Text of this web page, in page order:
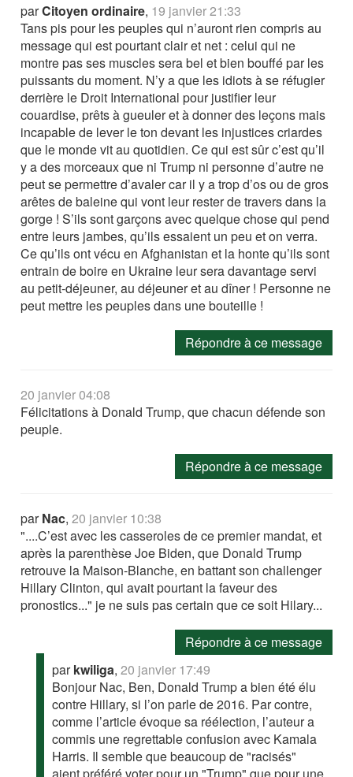
parCitoyen ordinaire, 19 janvier 21:33
Tans pis pour les peuples qui n’auront rien compris au
message qui est pourtant clair et net : celui qui ne
montre pas ses muscles sera bel et bien bouffé par les
puissants du moment. N’y a que les idiots à se réfugier
derrière le Droit International pour justifier leur
couardise, prêts à gueuler et à donner des leçons mais
incapable de lever le ton devant les injustices criardes
que le monde vit au quotidien. Ce qui est sûr c’est qu’il
y a des morceaux que ni Trump ni personne d’autre ne
peut se permettre d’avaler car il y a trop d’os ou de gros
arêtes de baleine qui vont leur rester de travers dans la
gorge ! S’ils sont garçons avec quelque chose qui pend
entre leurs jambes, qu’ils essaient un peu et on verra.
Ce qu’ils ont vécu en Afghanistan et la honte qu’ils sont
entrain de boire en Ukraine leur sera davantage servi
au petit-déjeuner, au déjeuner et au dîner ! Personne ne
peut mettre les peuples dans une bouteille !
Répondre à ce message
20 janvier 04:08
Félicitations à Donald Trump, que chacun défende son
peuple.
Répondre à ce message
parNac,20 janvier 10:38
"....C’est avec les casseroles de ce premier mandat, et
après la parenthèse Joe Biden, que Donald Trump
retrouve la Maison-Blanche, en battant son challenger
Hillary Clinton, qui avait pourtant la faveur des
pronostics..." je ne suis pas certain que ce soit Hilary...
Répondre à ce message
parkwiliga,20 janvier 17:49
Bonjour Nac, Ben, Donald Trump a bien été élu
contre Hillary, si l’on parle de 2016. Par contre,
comme l’article évoque sa réélection, l’auteur a
commis une regrettable confusion avec Kamala
Harris. Il semble que beaucoup de "racisés"
aient préféré voter pour un "Trump" que pour une